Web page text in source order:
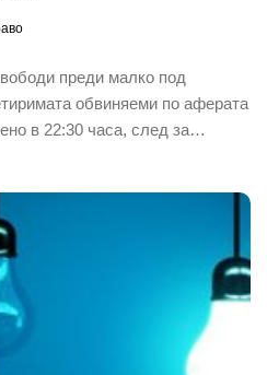
преди малко под
обвиняеми по аферата
в 22:30 часа, след за…